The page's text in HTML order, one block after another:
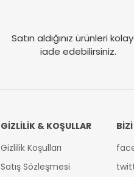
Satın aldığınız ürünleri
iade edebilirsiniz.
GİZLİLİK & KOŞULLAR
Gizlilik Koşulları
Satış Sözleşmesi